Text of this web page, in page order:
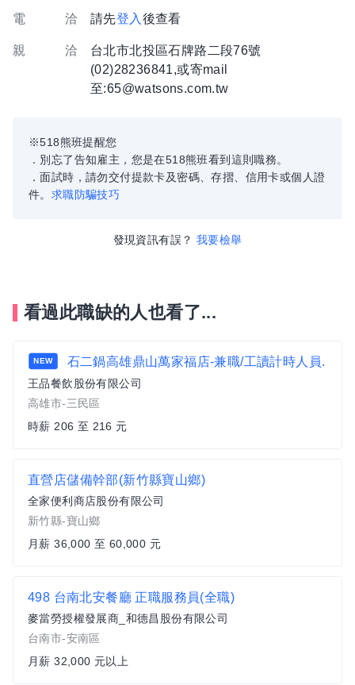
電 洽 請先登入 後查看
親 洽
台北市北投區石牌路二段76號
(02)28236841,或寄mail
至:65@watsons.com.tw
※518熊班提醒您
．別忘了告知雇主，您是在518熊班看到這則職務。
．面試時，請勿交付提款卡及密碼、存摺、信用卡或個人證
件。 求職防騙技巧
發現資訊有誤？ 我要檢舉
看過此職缺的人也看了...
NEW 石二鍋高雄鼎山萬家福店-兼職/工讀計時人員.
王品餐飲股份有限公司
高雄市-三民區
時薪 206 至 216 元
直營店儲備幹部(新竹縣寶山鄉)
全家便利商店股份有限公司
新竹縣-寶山鄉
月薪 36,000 至 60,000 元
498 台南北安餐廳 正職服務員(全職)
麥當勞授權發展商_和德昌股份有限公司
台南市-安南區
月薪 32,000 元以上